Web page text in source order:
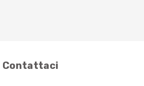
Contattaci